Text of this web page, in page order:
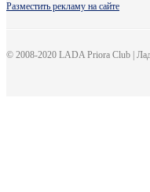
Разместить рекламу на сайте
© 2008-2020 LADA Priora Club |